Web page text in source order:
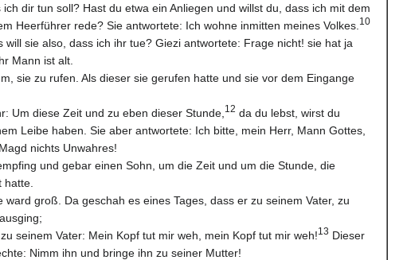
dir tun soll? Hast du etwa ein Anliegen und willst du, dass ich mit dem
Heerführer rede? Sie antwortete: Ich wohne inmitten meines Volkes. 10
will sie also, dass ich ihr tue? Giezi antwortete: Frage nicht! sie hat ja
Mann ist alt.
sie zu rufen. Als dieser sie gerufen hatte und sie vor dem Eingange
Um diese Zeit und zu eben dieser Stunde, 12 da du lebst, wirst du
Leibe haben. Sie aber antwortete: Ich bitte, mein Herr, Mann Gottes,
nichts Unwahres!
und gebar einen Sohn, um die Zeit und um die Stunde, die
hatte.
ward groß. Da geschah es eines Tages, dass er zu seinem Vater, zu
seinem Vater: Mein Kopf tut mir weh, mein Kopf tut mir weh!13 Dieser
Nimm ihn und bringe ihn zu seiner Mutter!